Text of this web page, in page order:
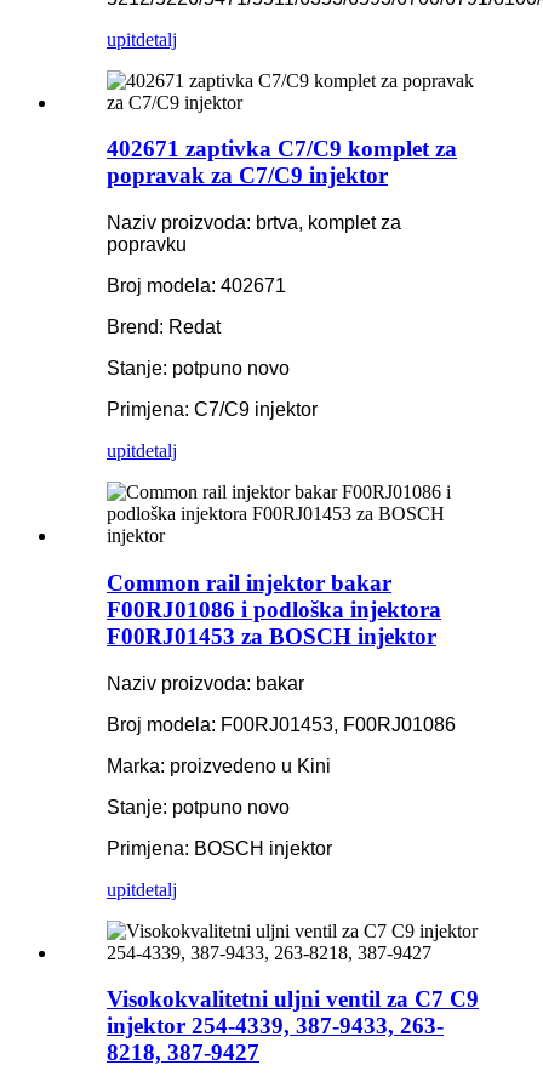
upitdetalj
402671 zaptivka C7/C9 komplet za
popravak za C7/C9 injektor
Naziv proizvoda: brtva, komplet za
popravku
Broj modela: 402671
Brend: Redat
Stanje: potpuno novo
Primjena: C7/C9 injektor
upitdetalj
Common rail injektor bakar
F00RJ01086 i podloška injektora
F00RJ01453 za BOSCH injektor
Naziv proizvoda: bakar
Broj modela: F00RJ01453, F00RJ01086
Marka: proizvedeno u Kini
Stanje: potpuno novo
Primjena: BOSCH injektor
upitdetalj
Visokokvalitetni uljni ventil za C7 C9
injektor 254-4339, 387-9433, 263-
8218, 387-9427